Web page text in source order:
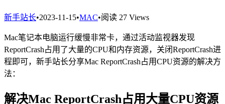
新手站长•2023-11-15•MAC•阅读 27 Views
Mac笔记本电脑运行缓慢非常卡，通过活动监视器发现
ReportCrash占用了大量的CPU和内存资源，关闭ReportCrash进
程即可，新手站长分享Mac ReportCrash占用CPU资源的解决方
法：
解决Mac ReportCrash占用大量CPU资源